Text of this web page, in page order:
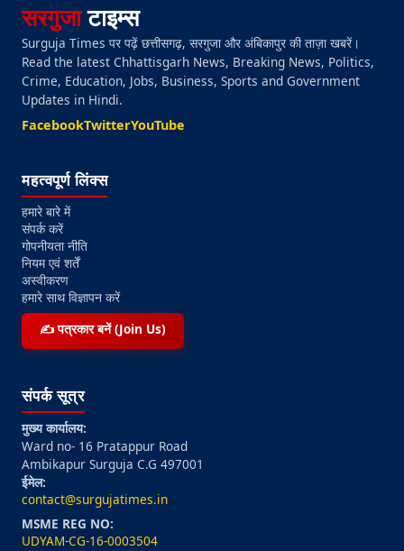
सरगुजाटाइम्स
Surguja Times पर पढ़ें छत्तीसगढ़, सरगुजा और अंबिकापुर की ताज़ा खबरें।
Read the latest Chhattisgarh News, Breaking News, Politics,
Crime, Education, Jobs, Business, Sports and Government
Updates in Hindi.
FacebookTwitterYouTube
महत्वपूर्ण लिंक्स
हमारे बारे में
संपर्क करें
गोपनीयता नीति
नियम एवं शर्तें
अस्वीकरण
हमारे साथ विज्ञापन करें
✍️ पत्रकार बनें (Join Us)
संपर्क सूत्र
मुख्य कार्यालय:
Ward no- 16 Pratappur Road
Ambikapur Surguja C.G 497001
ईमेल:
contact@surgujatimes.in
MSME REG NO:
UDYAM-CG-16-0003504